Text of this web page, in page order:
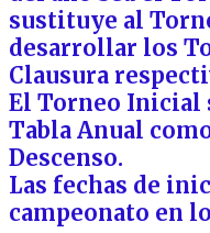
sustituye al
desarrollar los
Clausura
El Torneo Inicial
Tabla Anual
Descenso.
Las fechas de
campeonato en